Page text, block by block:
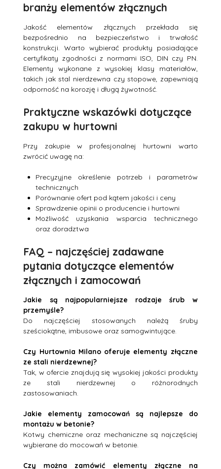
branży elementów złącznych
Jakość elementów złącznych przekłada się
bezpośrednio na bezpieczeństwo i trwałość
konstrukcji. Warto wybierać produkty posiadające
certyfikaty zgodności z normami ISO, DIN czy PN.
Elementy wykonane z wysokiej klasy materiałów,
takich jak stal nierdzewna czy stopowe, zapewniają
odporność na korozję i długą żywotność.
Praktyczne wskazówki dotyczące
zakupu w hurtowni
Przy zakupie w profesjonalnej hurtowni warto
zwrócić uwagę na:
Precyzyjne określenie potrzeb i parametrów
technicznych
Porównanie ofert pod kątem jakości i ceny
Sprawdzenie opinii o producencie i hurtowni
Możliwość uzyskania wsparcia technicznego
oraz doradztwa
FAQ – najczęściej zadawane
pytania dotyczące elementów
złącznych i zamocowań
Jakie są najpopularniejsze rodzaje śrub w
przemyśle?
Do najczęściej stosowanych należą śruby
sześciokątne, imbusowe oraz samogwintujące.
Czy Hurtownia Milano oferuje elementy złączne
ze stali nierdzewnej?
Tak, w ofercie znajdują się wysokiej jakości produkty
ze stali nierdzewnej o różnorodnych
zastosowaniach.
Jakie elementy zamocowań są najlepsze do
montażu w betonie?
Kotwy chemiczne oraz mechaniczne są najczęściej
wybierane do mocowań w betonie.
Czy można zamówić elementy złączne na